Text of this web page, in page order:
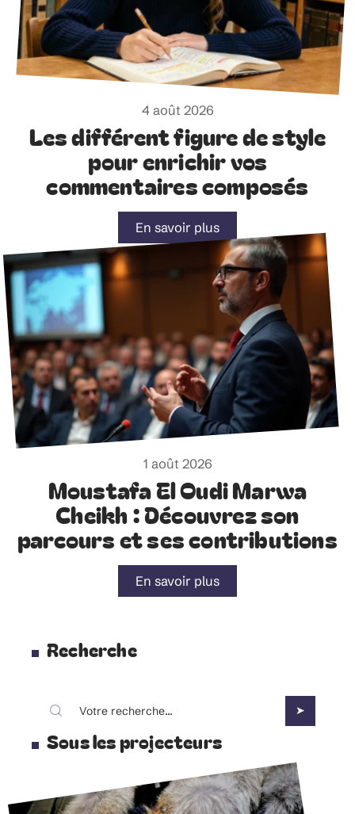
4 août 2026
Les différent figure de style
pour enrichir vos
commentaires composés
En savoir plus
1 août 2026
Moustafa El Oudi Marwa
Cheikh : Découvrez son
parcours et ses contributions
En savoir plus
Recherche
Sous les projecteurs